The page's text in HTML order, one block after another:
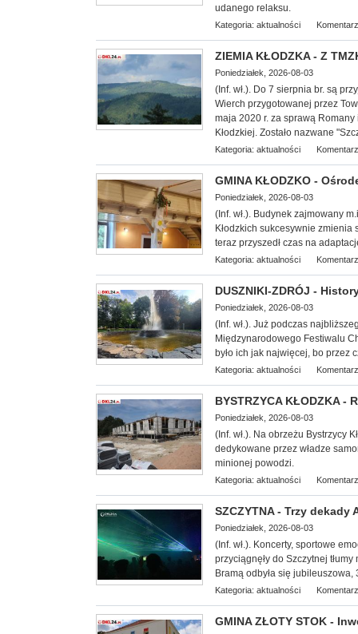
udanego relaksu.
Kategoria: aktualności
ZIEMIA KŁODZKA - Z
Poniedziałek, 2026-08-03
(Inf. wł.). Do 7 sierpnia br. są
Wierch przygotowanej przez
maja 2020 r. za sprawą Romany
Kłodzkiej. Zostało nazwane
Kategoria: aktualności
GMINA KŁODZKO -
Poniedziałek, 2026-08-03
(Inf. wł.). Budynek zajmowany
Kłodzkich su kcesywnie zmienia
teraz przyszedł czas na
Kategoria: aktualności
DUSZNIKI-ZDRÓJ -
Poniedziałek, 2026-08-03
(Inf. wł.). Już podczas
Międzynarodowego Festiwalu
było ich jak najwięcej, bo przez
Kategoria: aktualności
BYSTRZYCA KŁODZKA
Poniedziałek, 2026-08-03
(Inf. wł.). Na obrzeżu Bystrzycy
dedykowane przez władze
minionej powodzi.
Kategoria: aktualności
SZCZYTNA - Trzy dekady
Poniedziałek, 2026-08-03
(Inf. wł.). Koncerty, sportowe
przyciągnęły do Szczytnej
Bramą odbyła się
Kategoria: aktualności
GMINA ZŁOTY STOK -